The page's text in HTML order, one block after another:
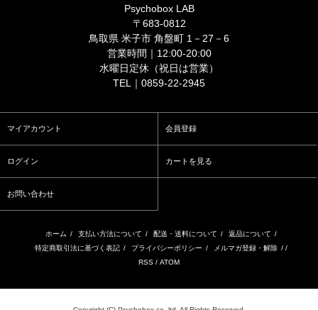
Psychobox LAB
〒683-0812
鳥取県 米子市 角盤町 1－27－6
営業時間｜12:00-20:00
水曜日定休（祝日は営業）
TEL｜0859-22-2945
マイアカウント 会員登録
ログイン カートを見る
お問い合わせ
ホーム / 支払い方法について / 配送・送料について / 返品について /
特定商取引法に基づく表記 / プライバシーポリシー / メルマガ登録・解除 / /
RSS / ATOM